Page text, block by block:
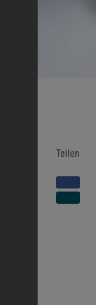
Teilen